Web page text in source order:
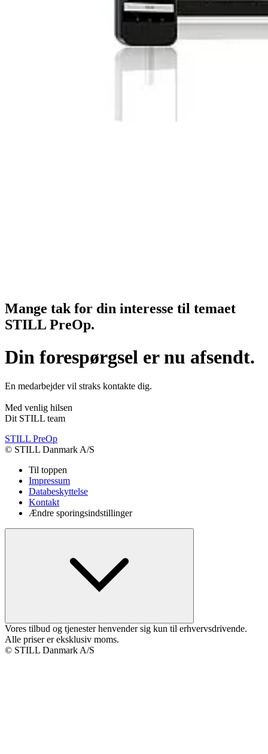
Mange tak for din interesse til temaet
STILL PreOp.
Din forespørgsel er nu afsendt.
En medarbejder vil straks kontakte dig.
Med venlig hilsen
Dit STILL team
STILL PreOp
© STILL Danmark A/S
Til toppen
Impressum
Databeskyttelse
Kontakt
Ændre sporingsindstillinger
Vores tilbud og tjenester henvender sig kun til erhvervsdrivende.
Alle priser er eksklusiv moms.
© STILL Danmark A/S